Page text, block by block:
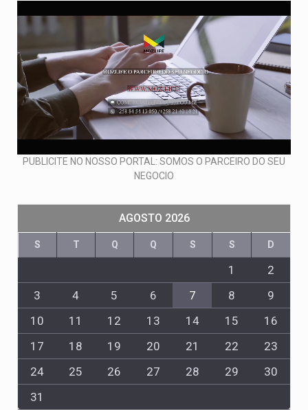
PUBLICITE NO NOSSO PORTAL: SOMOS O PARCEIRO DO SEU
NEGOCIO
AGOSTO 2026
S T Q Q S S D
1
2
3
4 5 6 7 8
9
10
11 12 13 14 15
16
17
18 19 20 21 22
23
24
25 26 27 28 29
30
31